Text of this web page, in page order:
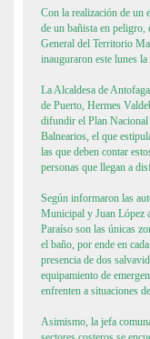
Con la realización de un
de un bañista en
General del Territorio
inauguraron este lunes
La Alcaldesa de
de Puerto, Hermes
difundir el Plan
Balnearios, el que
las que deben contar
personas que llegan a
Según informaron las
Municipal y Juan López
Paraíso son las únicas
el baño, por ende en
presencia de dos
equipamiento de
enfrenten a situaciones
Asimismo, la jefa